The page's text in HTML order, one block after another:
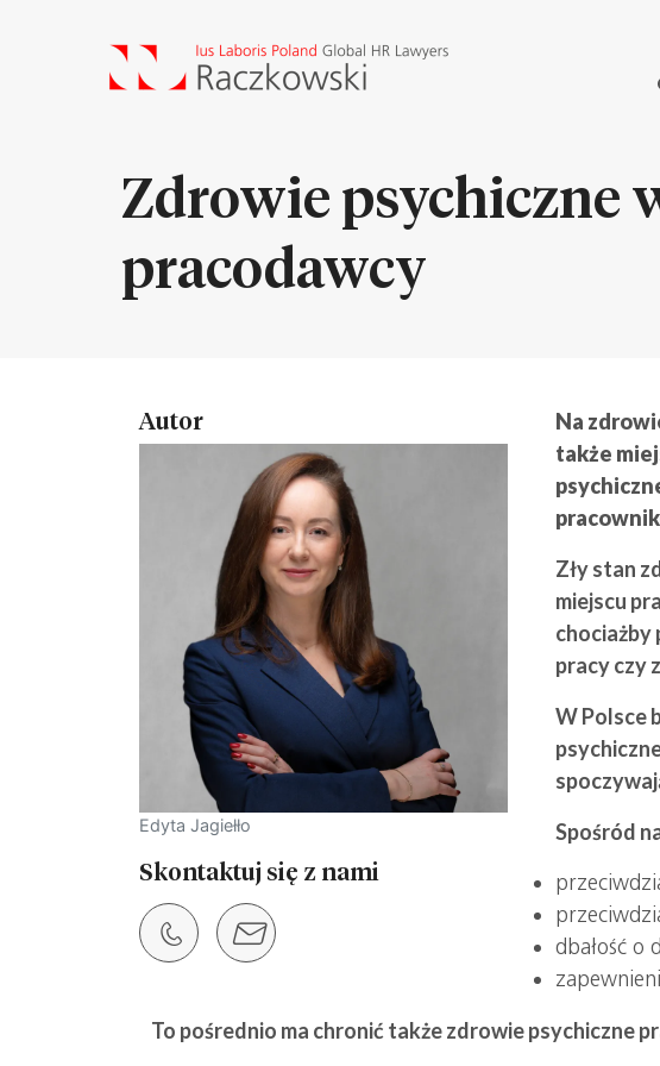
Zdrowie psychiczne
pracodawcy
Autor
Edyta Jagiełło
Skontaktuj się z nami
Na
także
Zły stan
miejscu
chociażby
pracy czy
W Polsce
Spośród
dbałość o
To pośrednio ma chronić także zdrowie psychiczne